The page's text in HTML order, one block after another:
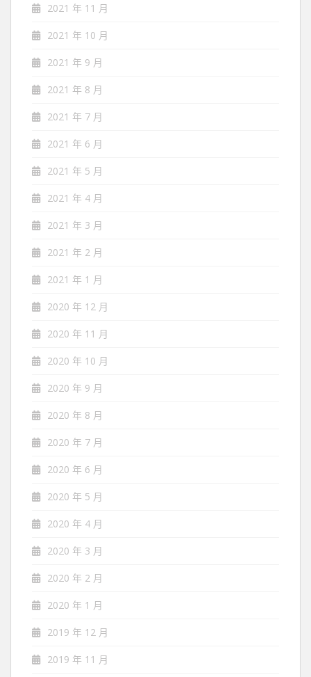
2021 年 11 月
2021 年 10 月
2021 年 9 月
2021 年 8 月
2021 年 7 月
2021 年 6 月
2021 年 5 月
2021 年 4 月
2021 年 3 月
2021 年 2 月
2021 年 1 月
2020 年 12 月
2020 年 11 月
2020 年 10 月
2020 年 9 月
2020 年 8 月
2020 年 7 月
2020 年 6 月
2020 年 5 月
2020 年 4 月
2020 年 3 月
2020 年 2 月
2020 年 1 月
2019 年 12 月
2019 年 11 月